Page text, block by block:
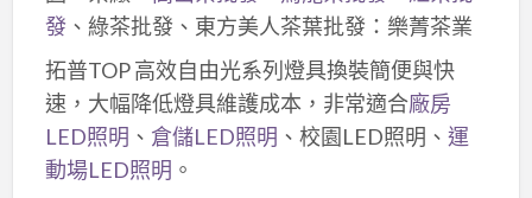
發、綠茶批發、東方美人茶葉批發：樂菁茶業
拓普TOP 高效自由光系列燈具換裝簡便與快
速，大幅降低燈具維護成本，非常適合廠房
LED照明 、 倉儲LED照明 、校園LED照明、 運
動場LED照明 。